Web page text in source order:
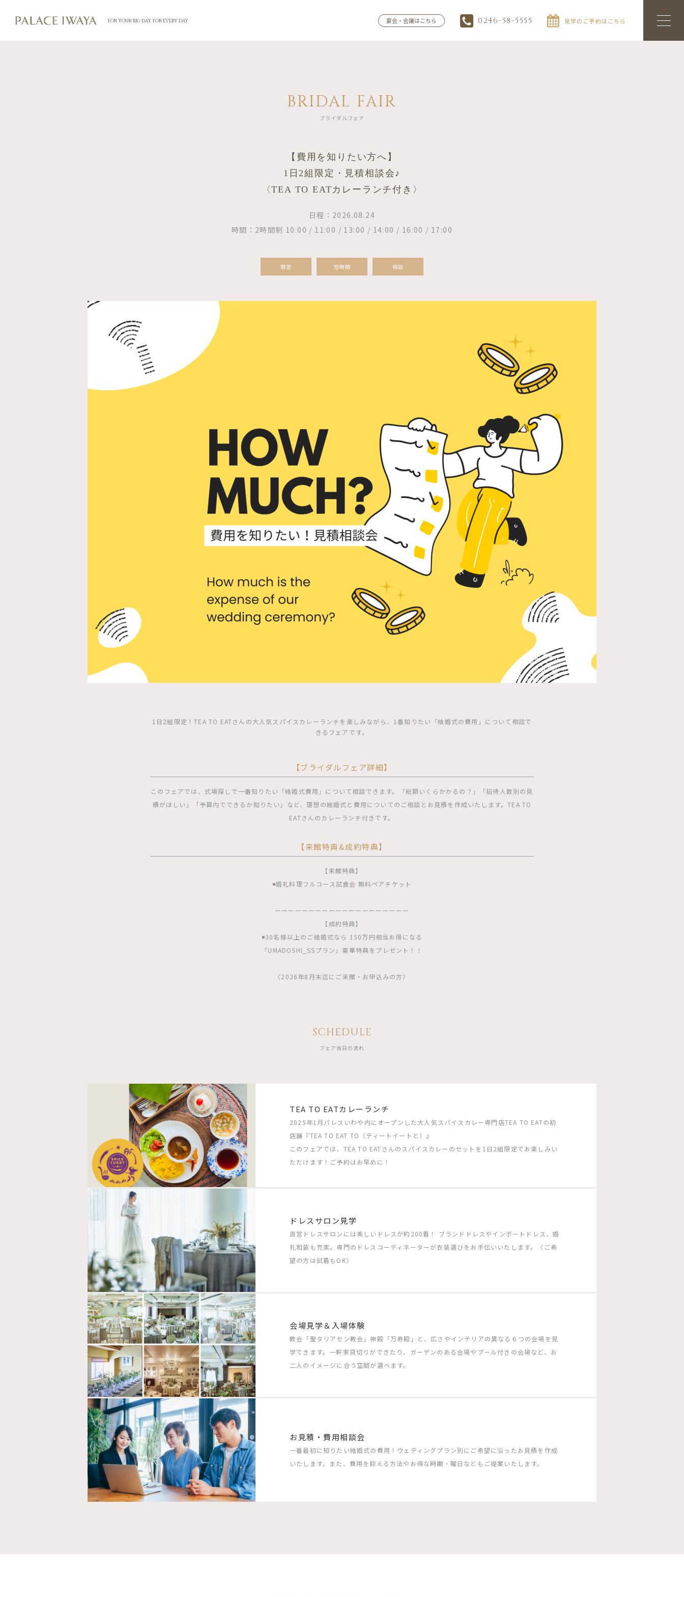
FOR YOUR BIG DAY. FOR EVERY DAY. 宴会・会議はこちら 0246-58-5555 見学のご予約はこちら
BRIDAL FAIR
ブライダルフェア
【費用を知りたい方へ】
1日2組限定・見積相談会♪
〈TEA TO EATカレーランチ付き〉
日程：2026.08.24
時間：2時間制 10:00 / 11:00 / 13:00 / 14:00 / 16:00 / 17:00
限定 短時間 相談
1日2組限定！TEA TO EATさんの大人気スパイスカレーランチを楽しみながら、1番知りたい「結婚式の費用」について相談で
きるフェアです。
【ブライダルフェア詳細】
このフェアでは、式場探しで一番知りたい「結婚式費用」について相談できます。「総額いくらかかるの？」「招待人数別の見
積がほしい」「予算内でできるか知りたい」など、理想の結婚式と費用についてのご相談とお見積を作成いたします。TEA TO
EATさんのカレーランチ付きです。
【来館特典&成約特典】
【来館特典】
◾️婚礼料理フルコース試食会 無料ペアチケット
ーーーーーーーーーーーーーーーーーーーー
【成約特典】
◾️30名様以上のご結婚式なら 150万円相当お得になる
「UMADOSHI_SSプラン」豪華特典をプレゼント！！
〈2026年8月末迄にご来館・お申込みの方〉
SCHEDULE
フェア当日の流れ
TEA TO EATカレーランチ
2025年1月パレスいわや内にオープンした大人気スパイスカレー専門店TEA TO EATの初
店舗『TEA TO EAT TO（ティートイートと）』
このフェアでは、TEA TO EATさんのスパイスカレーのセットを1日2組限定でお楽しみい
ただけます！ご予約はお早めに！
ドレスサロン見学
直営ドレスサロンには美しいドレスが約200着！ ブランドドレスやインポートドレス、婚
礼和装も充実。専門のドレスコーディネーターが衣装選びをお手伝いいたします。〈ご希
望の方は試着もOK〉
会場見学＆入場体験
教会「聖タリアセン教会」神殿「万寿殿」と、広さやインテリアの異なる６つの会場を見
学できます。一軒家貸切りができたり、ガーデンのある会場やプール付きの会場など、お
二人のイメージに合う空間が選べます。
お見積・費用相談会
一番最初に知りたい結婚式の費用！ウェディングプラン別にご希望に沿ったお見積を作成
いたします。また、費用を抑える方法やお得な時期・曜日などもご提案いたします。